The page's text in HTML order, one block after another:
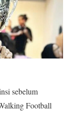
sebelum
Football